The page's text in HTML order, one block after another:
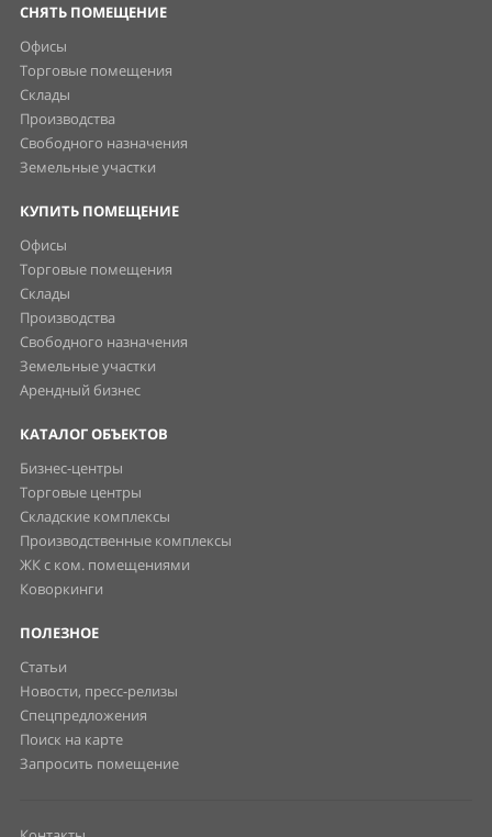
СНЯТЬ ПОМЕЩЕНИЕ
Офисы
Торговые помещения
Склады
Производства
Свободного назначения
Земельные участки
КУПИТЬ ПОМЕЩЕНИЕ
Офисы
Торговые помещения
Склады
Производства
Свободного назначения
Земельные участки
Арендный бизнес
КАТАЛОГ ОБЪЕКТОВ
Бизнес-центры
Торговые центры
Складские комплексы
Производственные комплексы
ЖК с ком. помещениями
Коворкинги
ПОЛЕЗНОЕ
Статьи
Новости, пресс-релизы
Спецпредложения
Поиск на карте
Запросить помещение